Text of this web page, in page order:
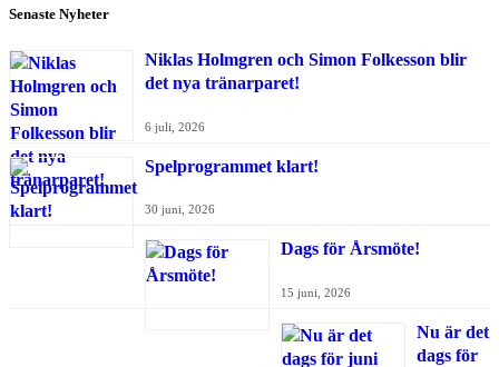
Senaste Nyheter
Niklas Holmgren och Simon Folkesson blir
det nya tränarparet!
6 juli, 2026
Spelprogrammet klart!
30 juni, 2026
Dags för Årsmöte!
15 juni, 2026
Nu är det
dags för